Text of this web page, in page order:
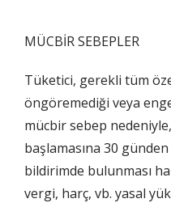
MÜCBİR SEBEPLER
Tüketici, gerekli tüm
öngöremediği veya
mücbir sebep
başlamasına 30
bildirimde bulunması
vergi, harç, vb. yasal